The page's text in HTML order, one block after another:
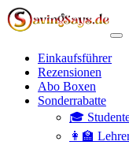
Einkaufsführer
Rezensionen
Abo Boxen
Sonderrabatte
🎓
👩‍🏫